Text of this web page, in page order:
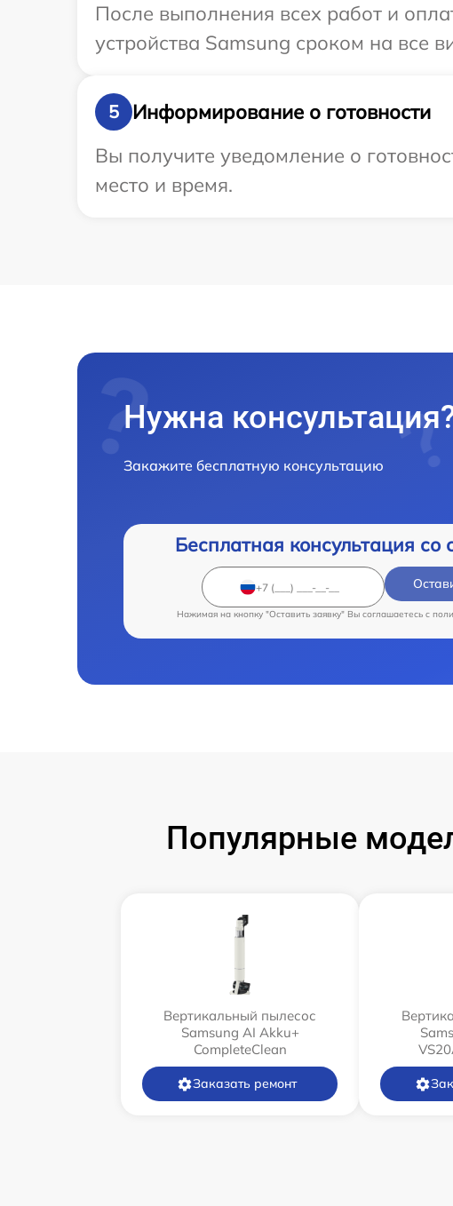
После выполнения всех работ и
устройства Samsung сроком на все
5
Информирование о готовности
Вы получите уведомление о
место и время.
Нужна
Закажите бесплатную консультацию
Бесплатная консультация со
Нажимая на кнопку "Оставить заявку" Вы соглашаетесь c
Популярные
Вертикальный пылесос
Samsung AI Akku+
CompleteClean
Заказать ремонт